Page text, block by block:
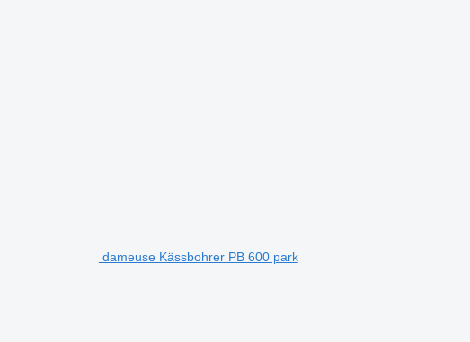
dameuse Kässbohrer PB 600 park